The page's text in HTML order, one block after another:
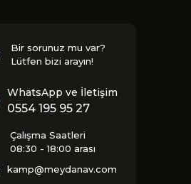
Bir sorunuz mu var?
Lütfen bizi arayın!
WhatsApp ve İletişim
0554 195 95 27
Çalışma Saatleri
08:30 - 18:00 arası
kamp@meydanav.com